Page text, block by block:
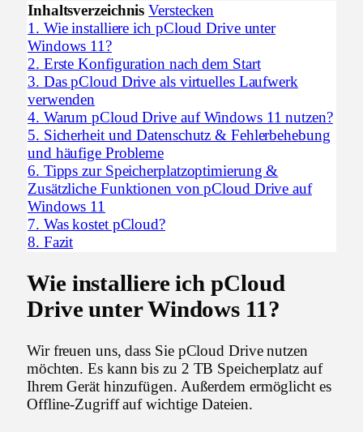
Inhaltsverzeichnis Verstecken
1. Wie installiere ich pCloud Drive unter
Windows 11?
2. Erste Konfiguration nach dem Start
3. Das pCloud Drive als virtuelles Laufwerk
verwenden
4. Warum pCloud Drive auf Windows 11 nutzen?
5. Sicherheit und Datenschutz & Fehlerbehebung
und häufige Probleme
6. Tipps zur Speicherplatzoptimierung &
Zusätzliche Funktionen von pCloud Drive auf
Windows 11
7. Was kostet pCloud?
8. Fazit
Wie installiere ich pCloud
Drive unter Windows 11?
Wir freuen uns, dass Sie pCloud Drive nutzen
möchten. Es kann bis zu 2 TB Speicherplatz auf
Ihrem Gerät hinzufügen. Außerdem ermöglicht es
Offline-Zugriff auf wichtige Dateien.